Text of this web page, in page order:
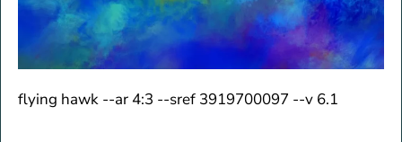
flying hawk --ar 4:3 --sref 3919700097 --v 6.1